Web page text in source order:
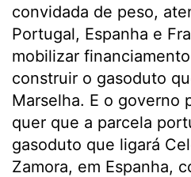
convidada de peso,
Portugal, Espanha e
mobilizar
construir o gasoduto
Marselha. E o governo
quer que a parcela
gasoduto que ligará
Zamora, em Espanha,